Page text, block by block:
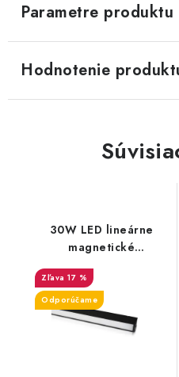
Parametre produktu
Hodnotenie
30W LED lineárne
magnetické
koľajnicové svietidlo -
2700lm - čierne
17 %
Odporúčame